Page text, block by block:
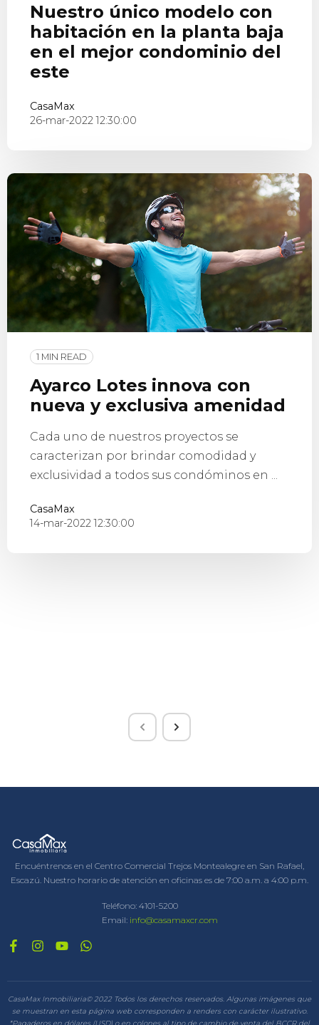
Nuestro único modelo con
habitación en la planta baja
en el mejor condominio del
este
CasaMax
26-mar-2022 12:30:00
1 MIN READ
Ayarco Lotes innova con
nueva y exclusiva amenidad
Cada uno de nuestros proyectos se
caracterizan por brindar comodidad y
exclusividad a todos sus condóminos en ...
CasaMax
14-mar-2022 12:30:00
Encuéntrenos en el Centro Comercial Trejos Montealegre en San Rafael,
Escazú. Nuestro horario de atención en oficinas es de 7:00 a.m. a 4:00 p.m.
Teléfono: 4101-5200
Email: info@casamaxcr.com
CasaMax Inmobiliaria© 2022 Todos los derechos reservados. Algunas imágenes que
se muestran en esta página web corresponden a renders con carácter ilustrativo.